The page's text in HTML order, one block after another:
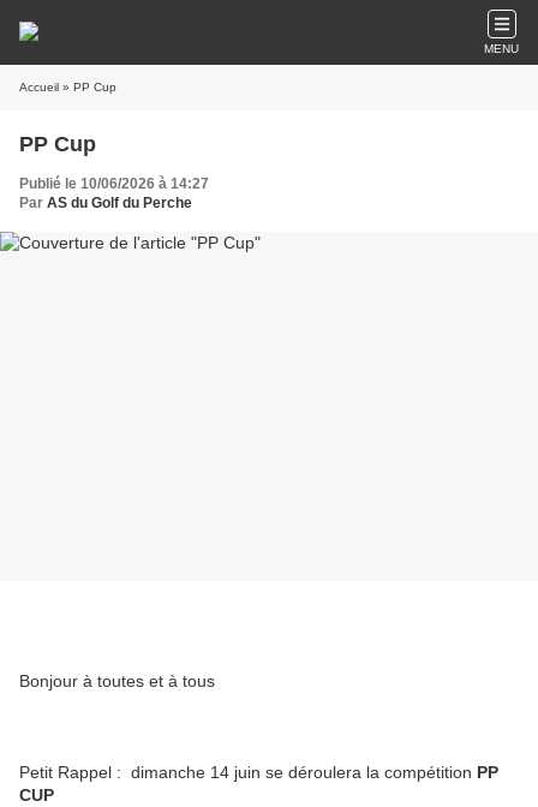
MENU
Accueil » PP Cup
PP Cup
Publié le 10/06/2026 à 14:27
Par AS du Golf du Perche
Bonjour à toutes et à tous
Petit Rappel : dimanche 14 juin se déroulera la compétition PP
CUP